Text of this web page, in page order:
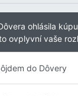
ohlásila
ovplyvní vaše
do Dôvery